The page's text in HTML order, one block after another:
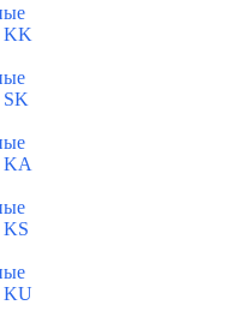
KK
SK
KA
KS
KU